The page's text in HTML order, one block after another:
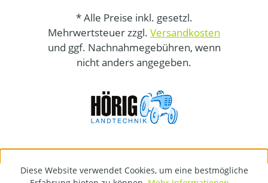
* Alle Preise inkl. gesetzl.
Mehrwertsteuer zzgl. Versandkosten
und ggf. Nachnahmegebühren, wenn
nicht anders angegeben.
Diese Website verwendet Cookies, um eine bestmögliche